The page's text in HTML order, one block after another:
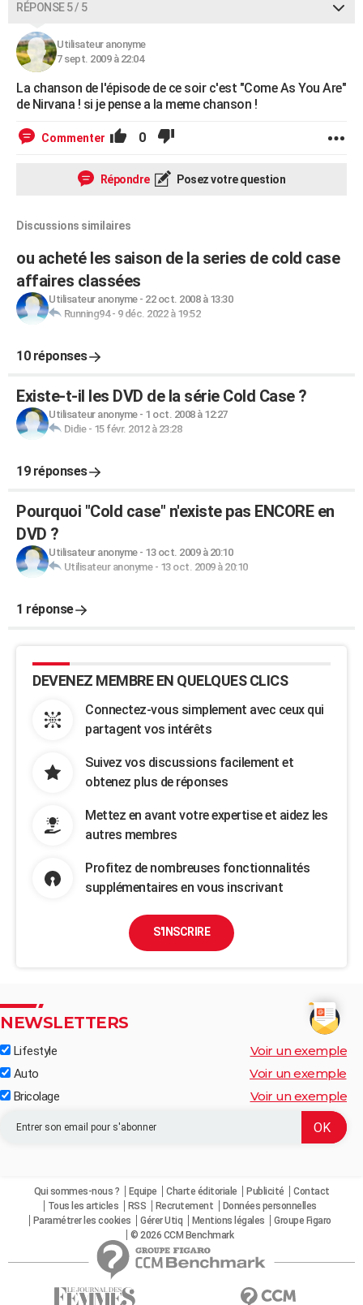
RÉPONSE 5 / 5
Utilisateur anonyme
7 sept. 2009 à 22:04
La chanson de l'épisode de ce soir c'est "Come As You Are"
de Nirvana ! si je pense a la meme chanson !
Commenter 0
Répondre Posez votre question
Discussions similaires
ou acheté les saison de la series de cold case
affaires classées
Utilisateur anonyme- 22 oct. 2008 à 13:30
Running94- 9 déc. 2022 à 19:52
10 réponses
Existe-t-il les DVD de la série Cold Case ?
Utilisateur anonyme- 1 oct. 2008 à 12:27
Didie- 15 févr. 2012 à 23:28
19 réponses
Pourquoi "Cold case" n'existe pas ENCORE en
DVD ?
Utilisateur anonyme- 13 oct. 2009 à 20:10
Utilisateur anonyme- 13 oct. 2009 à 20:10
1 réponse
DEVENEZ MEMBRE EN QUELQUES CLICS
Connectez-vous simplement avec ceux qui
partagent vos intérêts
Suivez vos discussions facilement et
obtenez plus de réponses
Mettez en avant votre expertise et aidez les
autres membres
Profitez de nombreuses fonctionnalités
supplémentaires en vous inscrivant
S'INSCRIRE
NEWSLETTERS
Lifestyle Voir un exemple
Auto Voir un exemple
Bricolage Voir un exemple
Qui sommes-nous ? Equipe Charte éditoriale Publicité
Contact
Tous les articles
RSS Recrutement
Données personnelles
Paramétrer les cookies
Gérer Utiq Mentions légales
Groupe Figaro
© 2026 CCM Benchmark